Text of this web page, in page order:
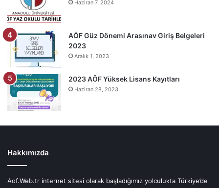
Haziran 7, 2024
AÖF Güz Dönemi Arasınav Giriş Belgeleri
2023
Aralık 1, 2023
2023 AÖF Yüksek Lisans Kayıtları
Haziran 28, 2023
Hakkımızda
Aof.Web.tr internet sitesi olarak başladığımız yolculukta Türkiye’de